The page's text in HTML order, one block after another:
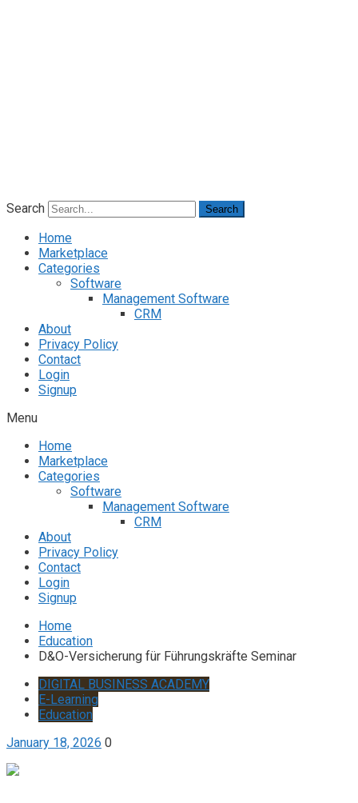
Search Search
Home
Marketplace
Categories
Software
Management Software
CRM
About
Privacy Policy
Contact
Login
Signup
Menu
Home
Marketplace
Categories
Software
Management Software
CRM
About
Privacy Policy
Contact
Login
Signup
Home
Education
D&O-Versicherung für Führungskräfte Seminar
DIGITAL BUSINESS ACADEMY
E-Learning
Education
January 18, 2026 0